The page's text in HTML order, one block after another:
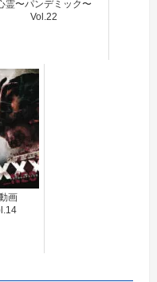
霊〜パンデミック〜
Vol.22
画